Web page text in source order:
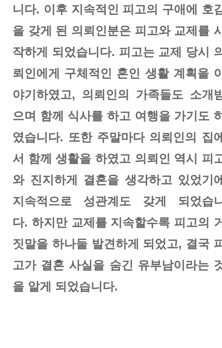
니다. 이후 지속적인 피고의 구애에 호
을 갖게 된 의뢰인분은 피고와 교제를
작하게 되었습니다. 피고는 교제 당시
뢰인에게 구체적인 혼인 생활 계획을
야기하였고, 의뢰인의 가족들도 소개
으며 함께 식사를 하고 여행을 가기도
였습니다. 또한 주말마다 의뢰인의 집
서 함께 생활을 하였고 의뢰인 역시 피
와 진지하게 결혼을 생각하고 있었기
지속적으로 성관계도 갖게 되었습
다. 하지만 교제를 지속할수록 피고의
짓말을 하나둘 발견하게 되었고, 결국
고가 결혼 사실을 숨긴 유부남이라는
을 알게 되었습니다.